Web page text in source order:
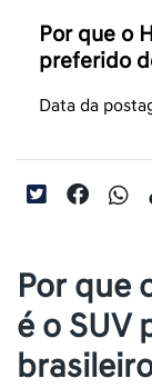
Por que o
preferido
Data da
Por que
é o SUV